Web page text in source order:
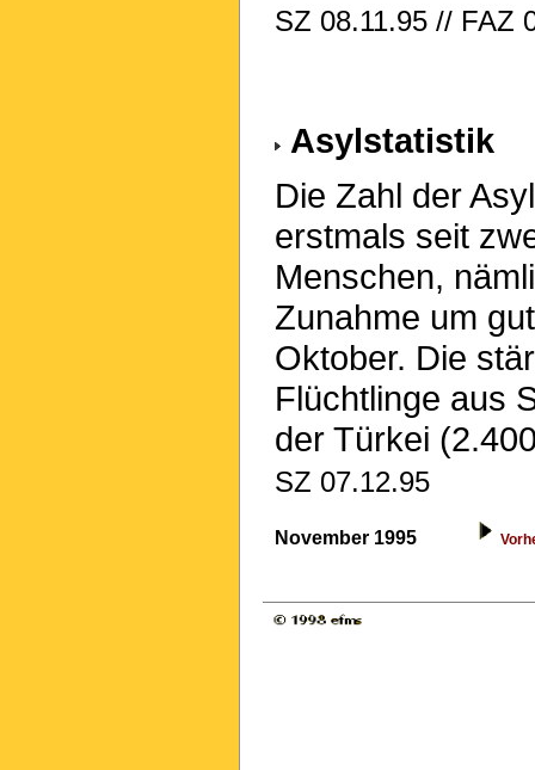
SZ 08.11.95 // FAZ
Asylstatistik
Die Zahl der
erstmals seit
Menschen,
Zunahme um
Oktober. Die
Flüchtlinge aus
der Türkei
SZ 07.12.95
November 1995